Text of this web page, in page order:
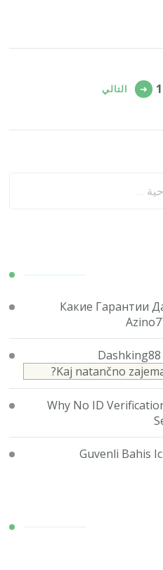
التالي
Какие Гарантии
Kaj natančno
Why No ID
Guvenli Bahis